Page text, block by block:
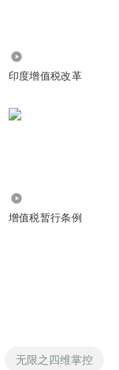
印度增值税改革
增值税暂行条例
无限之四维掌控